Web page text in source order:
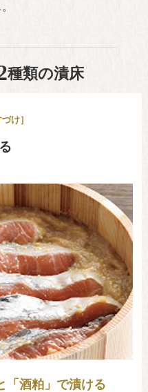
種類の漬床
け］
「酒粕」で漬ける